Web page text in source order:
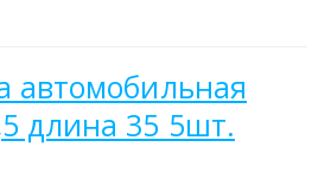
автомобильная
длина 35 5шт.